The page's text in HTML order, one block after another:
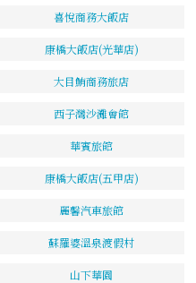
喜悅商務大飯店
康橋大飯店(光華店)
大目鮪商務旅店
西子灣沙灘會館
華賓旅館
康橋大飯店(五甲店)
麗馨汽車旅館
蘇羅婆溫泉渡假村
山下華園